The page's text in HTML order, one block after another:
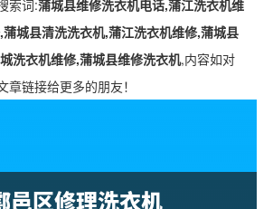
索词:蒲城县维修洗衣机电话,蒲江洗衣机维
城县清洗洗衣机,蒲江洗衣机维修,蒲城县
洗衣机维修,蒲城县维修洗衣机,内容如对
链接给更多的朋友！